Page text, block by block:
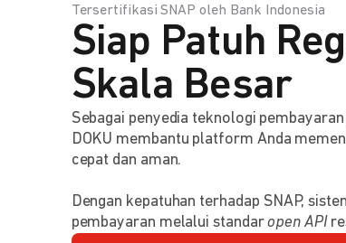
Tersertifikasi SNAP oleh Bank Indonesia
Siap Patuh
Skala Besar
Sebagai penyedia teknologi
DOKU membantu platform Anda
cepat dan aman.
Dengan kepatuhan terhadap SNAP,
pembayaran melalui standaropen API